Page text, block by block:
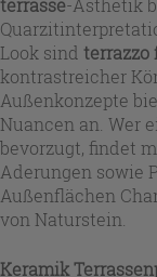
terrasse-Ästhetik
Look sind terrazzo
kontrastreicher
Außenkonzepte
Nuancen an. Wer
bevorzugt, findet
Aderungen sowie
Außenflächen
von Naturstein.
Keramik